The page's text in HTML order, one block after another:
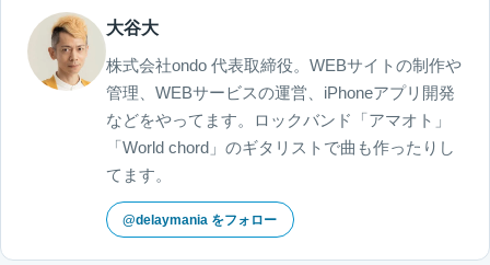
大谷大
株式会社ondo 代表取締役。WEBサイトの制作や
管理、WEBサービスの運営、iPhoneアプリ開発
などをやってます。ロックバンド「アマオト」
「World chord」のギタリストで曲も作ったりし
てます。
@delaymania をフォロー